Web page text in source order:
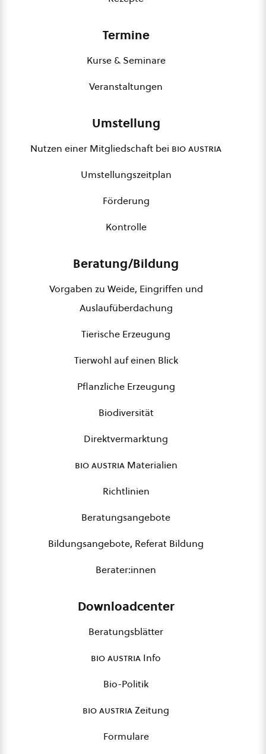
Termine
Kurse & Seminare
Veranstaltungen
Umstellung
Nutzen einer Mitgliedschaft bei bio austria
Umstellungszeitplan
Förderung
Kontrolle
Beratung/Bildung
Vorgaben zu Weide, Eingriffen und
Auslaufüberdachung
Tierische Erzeugung
Tierwohl auf einen Blick
Pflanzliche Erzeugung
Biodiversität
Direktvermarktung
bio austriaMaterialien
Richtlinien
Beratungsangebote
Bildungsangebote, Referat Bildung
Berater:innen
Downloadcenter
Beratungsblätter
bio austria Info
Bio-Politik
bio austriaZeitung
Formulare